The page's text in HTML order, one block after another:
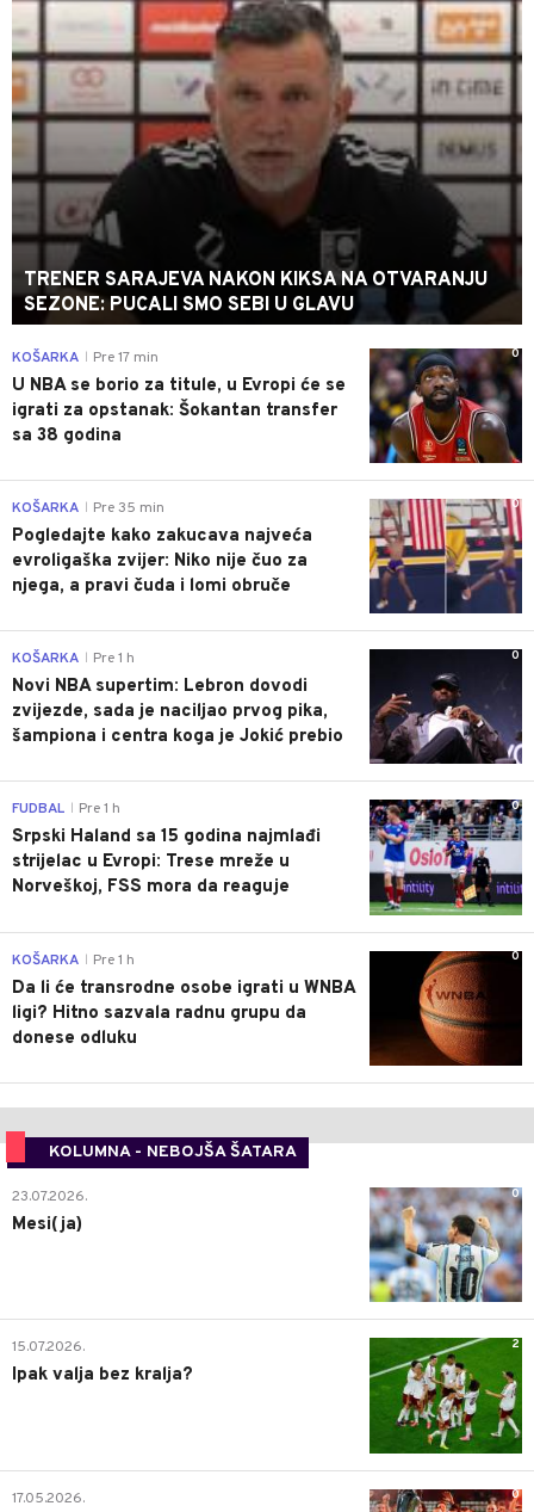
TRENER SARAJEVA NAKON KIKSA NA OTVARANJU
SEZONE: PUCALI SMO SEBI U GLAVU
0
KOŠARKA Pre 17 min
U NBA se borio za titule, u Evropi će se
igrati za opstanak: Šokantan transfer
sa 38 godina
0
KOŠARKA Pre 35 min
Pogledajte kako zakucava najveća
evroligaška zvijer: Niko nije čuo za
njega, a pravi čuda i lomi obruče
0
KOŠARKA Pre 1 h
Novi NBA supertim: Lebron dovodi
zvijezde, sada je naciljao prvog pika,
šampiona i centra koga je Jokić prebio
0
FUDBAL Pre 1 h
Srpski Haland sa 15 godina najmlađi
strijelac u Evropi: Trese mreže u
Norveškoj, FSS mora da reaguje
0
KOŠARKA Pre 1 h
Da li će transrodne osobe igrati u WNBA
ligi? Hitno sazvala radnu grupu da
donese odluku
KOLUMNA - NEBOJŠA ŠATARA
0
23.07.2026.
Mesi(ja)
2
15.07.2026.
Ipak valja bez kralja?
0
17.05.2026.